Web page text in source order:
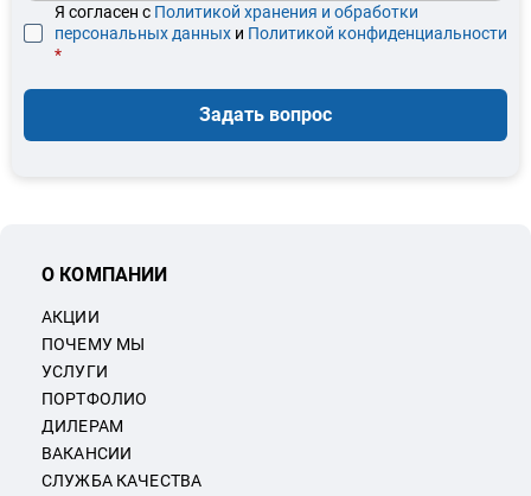
Я согласен с Политикой хранения и обработки
персональных данных и Политикой конфиденциальности
*
Задать вопрос
О КОМПАНИИ
АКЦИИ
ПОЧЕМУ МЫ
УСЛУГИ
ПОРТФОЛИО
ДИЛЕРАМ
ВАКАНСИИ
СЛУЖБА КАЧЕСТВА